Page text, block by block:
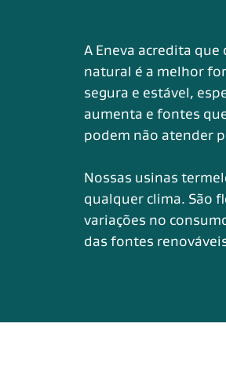
A Eneva acredita
natural é a melhor
segura e estável,
aumenta e fontes
podem não atender
Nossas usinas
qualquer clima. São
variações no
das fontes